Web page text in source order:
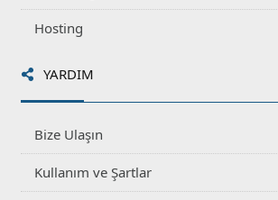
Hosting
YARDIM
Bize Ulaşın
Kullanım ve Şartlar